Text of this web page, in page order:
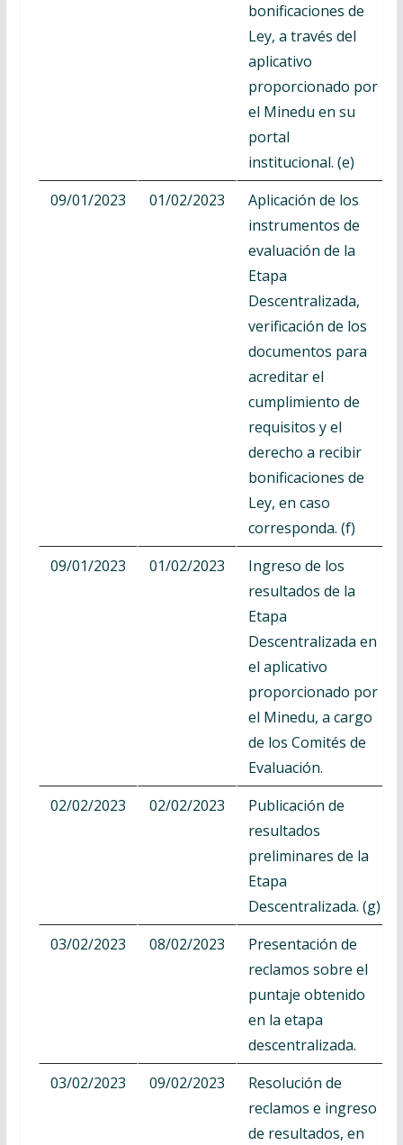
bonificaciones de
Ley, a través del
aplicativo
proporcionado por
el Minedu en su
portal
institucional. (e)
09/01/2023
01/02/2023
Aplicación de los
instrumentos de
evaluación de la
Etapa
Descentralizada,
verificación de los
documentos para
acreditar el
cumplimiento de
requisitos y el
derecho a recibir
bonificaciones de
Ley, en caso
corresponda. (f)
09/01/2023
01/02/2023
Ingreso de los
resultados de la
Etapa
Descentralizada en
el aplicativo
proporcionado por
el Minedu, a cargo
de los Comités de
Evaluación.
02/02/2023
02/02/2023
Publicación de
resultados
preliminares de la
Etapa
Descentralizada. (g)
03/02/2023
08/02/2023
Presentación de
reclamos sobre el
puntaje obtenido
en la etapa
descentralizada.
03/02/2023
09/02/2023
Resolución de
reclamos e ingreso
de resultados, en